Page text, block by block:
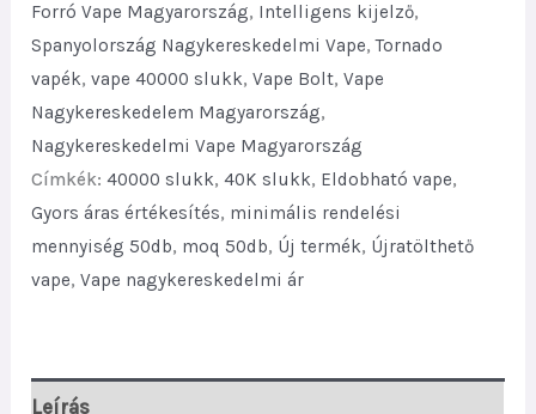
Pro
40000
Puffs
Vape
Dual
Mesh
Smart
Forró Vape Magyarország, Intelligens kijelző,
Spanyolország Nagykereskedelmi Vape,Tornado
vapék,vape 40000 slukk,Vape Bolt,Vape
Nagykereskedelem Magyarország,
Nagykereskedelmi Vape Magyarország
Címkék:40000 slukk,40K slukk, Eldobható vape,
Gyors áras értékesítés, minimális rendelési
mennyiség 50db, moq 50db, Új termék, Újratölthető
vape,Vape nagykereskedelmi ár
Leírás